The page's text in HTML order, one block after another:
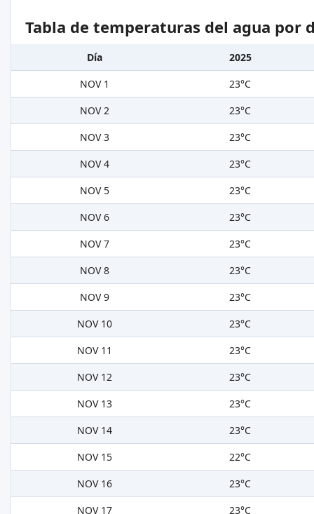
Tabla de temperaturas del agua por
Día
2025
NOV 1
23°C
NOV 2
23°C
NOV 3
23°C
NOV 4
23°C
NOV 5
23°C
NOV 6
23°C
NOV 7
23°C
NOV 8
23°C
NOV 9
23°C
NOV 10
23°C
NOV 11
23°C
NOV 12
23°C
NOV 13
23°C
NOV 14
23°C
NOV 15
22°C
NOV 16
23°C
NOV 17
23°C